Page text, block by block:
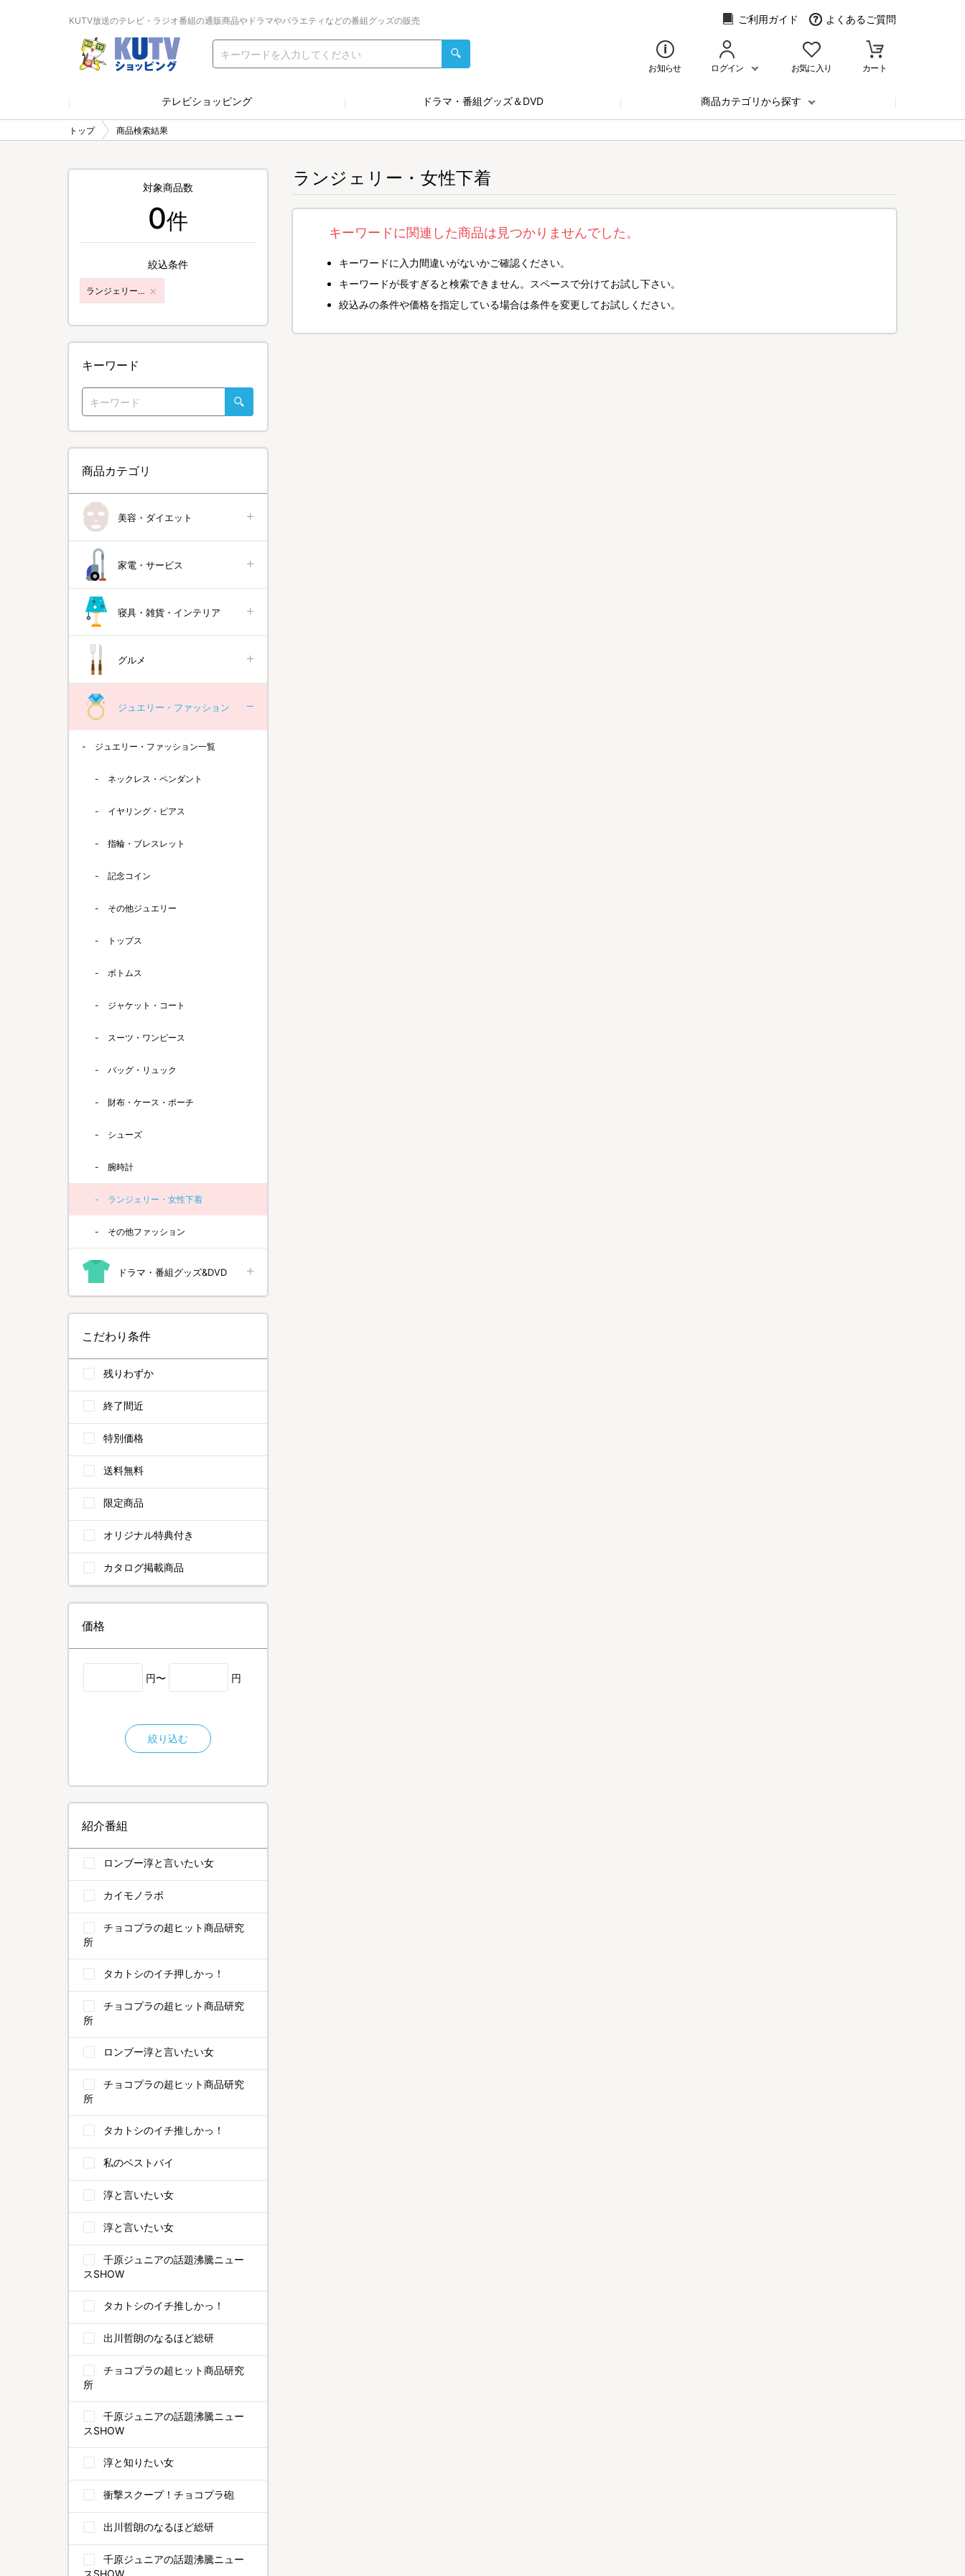
KUTV放送のテレビ・ラジオ番組の通販商品やドラマやバラエティなどの番組グッズの販売 ご利用ガイド よくあるご質問
お知らせ ログイン お気に入り カート
テレビショッピング ドラマ・番組グッズ＆DVD 商品カテゴリから探す
トップ 商品検索結果
ランジェリー・女性下着
キーワードに関連した商品は見つかりませんでした。
キーワードに入力間違いがないかご確認ください。
キーワードが長すぎると検索できません。スペースで分けてお試し下さい。
絞込みの条件や価格を指定している場合は条件を変更してお試しください。
対象商品数
0件
絞込条件
ランジェリー・女性下着
キーワード
商品カテゴリ
美容・ダイエット
家電・サービス
寝具・雑貨・インテリア
グルメ
ジュエリー・ファッション
ジュエリー・ファッション一覧
ネックレス・ペンダント
イヤリング・ピアス
指輪・ブレスレット
記念コイン
その他ジュエリー
トップス
ボトムス
ジャケット・コート
スーツ・ワンピース
バッグ・リュック
財布・ケース・ポーチ
シューズ
腕時計
ランジェリー・女性下着
その他ファッション
ドラマ・番組グッズ&DVD
こだわり条件
残りわずか
終了間近
特別価格
送料無料
限定商品
オリジナル特典付き
カタログ掲載商品
価格
円〜 円
絞り込む
紹介番組
ロンブー淳と言いたい女
カイモノラボ
チョコプラの超ヒット商品研究
所
タカトシのイチ押しかっ！
チョコプラの超ヒット商品研究
所
ロンブー淳と言いたい女
チョコプラの超ヒット商品研究
所
タカトシのイチ推しかっ！
私のベストバイ
淳と言いたい女
淳と言いたい女
千原ジュニアの話題沸騰ニュー
スSHOW
タカトシのイチ推しかっ！
出川哲朗のなるほど総研
チョコプラの超ヒット商品研究
所
千原ジュニアの話題沸騰ニュー
スSHOW
淳と知りたい女
衝撃スクープ！チョコプラ砲
出川哲朗のなるほど総研
千原ジュニアの話題沸騰ニュー
スSHOW